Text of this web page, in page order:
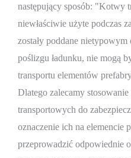
następujący sposób: "Kotwy
niewłaściwie użyte podczas
zostały poddane
poślizgu ładunku, nie mogą
transportu elementów
Dlatego zalecamy
transportowych do
oznaczenie ich na elemencie
przeprowadzić odpowiednie